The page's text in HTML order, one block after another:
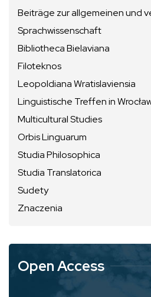
Beiträge zur allgemeinen und
Sprachwissenschaft
Bibliotheca Bielaviana
Filoteknos
Leopoldiana Wratislaviensia
Linguistische Treffen in
Multicultural Studies
Orbis Linguarum
Studia Philosophica
Studia Translatorica
Sudety
Znaczenia
Open Access